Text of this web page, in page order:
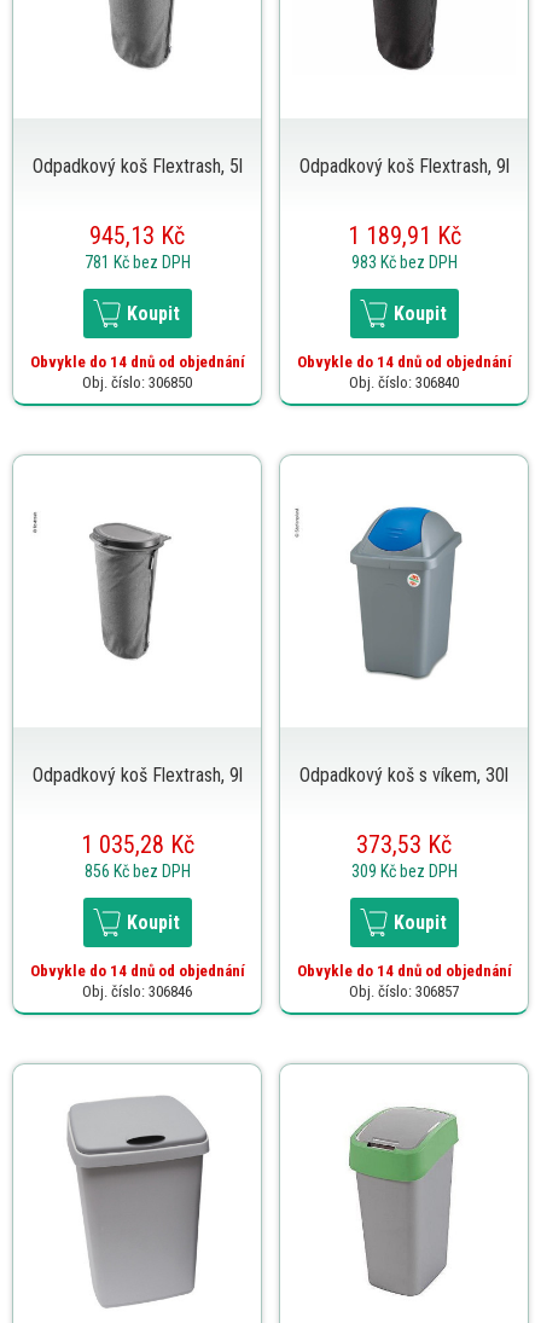
Odpadkový koš Flextrash, 5l
945,13 Kč
781 Kč bez DPH
Koupit
Obvykle do 14 dnů od objednání
Obj. číslo: 306850
Odpadkový koš Flextrash, 9l
1 189,91 Kč
983 Kč bez DPH
Koupit
Obvykle do 14 dnů od objednání
Obj. číslo: 306840
Odpadkový koš Flextrash, 9l
1 035,28 Kč
856 Kč bez DPH
Koupit
Obvykle do 14 dnů od objednání
Obj. číslo: 306846
Odpadkový koš s víkem, 30l
373,53 Kč
309 Kč bez DPH
Koupit
Obvykle do 14 dnů od objednání
Obj. číslo: 306857